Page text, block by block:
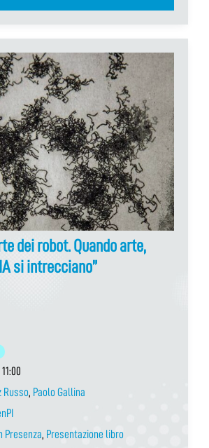
dei robot. Quando arte,
si intrecciano”
Russo, Paolo Gallina
Presenza, Presentazione libro